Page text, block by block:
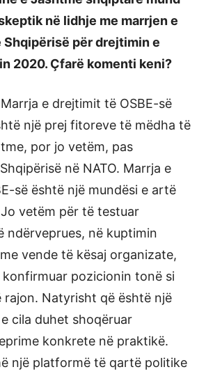
në lidhje me marrjen e
për drejtimin e
2020. Çfarë komenti keni?
Marrja e drejtimit të OSBE-së
një prej fitoreve të mëdha të
por jo vetëm, pas
në NATO. Marrja e
së është një mundësi e artë
vetëm për të testuar
ndërveprues, në kuptimin
vende të kësaj organizate,
pozicionin tonë si
rajon. Natyrisht që është një
cila duhet shoqëruar
konkrete në praktikë.
një platformë të qartë politike